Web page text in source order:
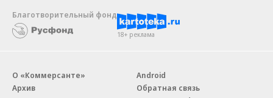
Благотворительный фонд
18+ реклама
О «Коммерсанте»
Архив
Android
Обратная связь